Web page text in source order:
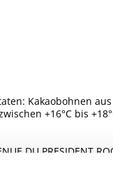
Kakaobohnen
+16°C bis
DU PRESIDENT